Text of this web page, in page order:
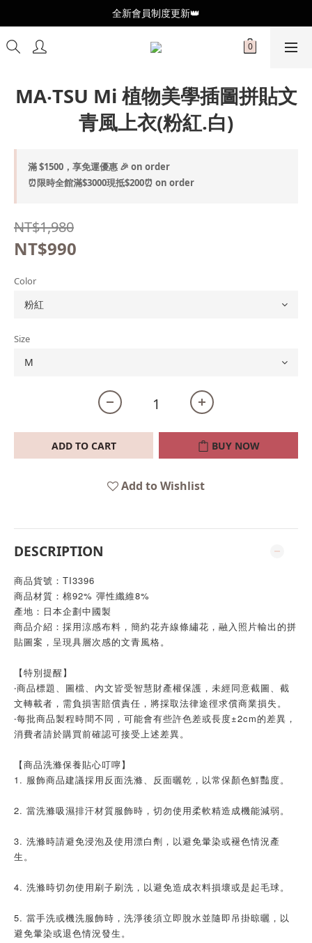
全新會員制度更新👑
全新會員制度更新👑
加入官方LINE🥰最新優惠資訊不錯過
MA‧TSU Mi 植物美學插圖拼貼文
青風上衣(粉紅.白)
滿 $1500，享免運優惠 🎉 on order
⏰限時全館滿$3000現抵$200⏰ on order
NT$1,980
NT$990
Color
Size
ADD TO CART BUY NOW
Add to Wishlist
DESCRIPTION
商品貨號：TI3396
商品材質：棉92% 彈性纖維8%
產地：日本企劃中國製
商品介紹：採用涼感布料，簡約花卉線條繡花，融入照片輸出的拼
貼圖案，呈現具層次感的文青風格。
【特別提醒】
‧商品標題、圖檔、內文皆受智慧財產權保護，未經同意截圖、截
文轉載者，需負損害賠償責任，將採取法律途徑求償商業損失。
‧每批商品製程時間不同，可能會有些許色差或長度±2cm的差異，
消費者請於購買前確認可接受上述差異。
【商品洗滌保養貼心叮嚀】
1. 服飾商品建議採用反面洗滌、反面曬乾，以常保顏色鮮豔度。
2. 當洗滌吸濕排汗材質服飾時，切勿使用柔軟精造成機能減弱。
3. 洗滌時請避免浸泡及使用漂白劑，以避免暈染或褪色情況產
生。
4. 洗滌時切勿使用刷子刷洗，以避免造成衣料損壞或是起毛球。
5. 當手洗或機洗服飾時，洗淨後須立即脫水並隨即吊掛晾曬，以
避免暈染或退色情況發生。